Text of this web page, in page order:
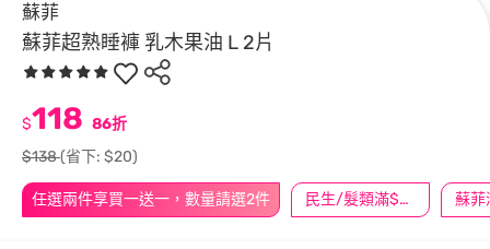
蘇菲
蘇菲超熟睡褲 乳木果油 L 2片
任選兩件享買一送一，數量請選2件 民生/髮類滿$388送舒潔冰巾
$118 86折
$138(省下: $20)